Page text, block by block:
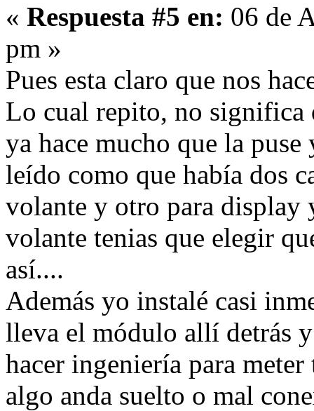
« Respuesta #5 en: 06 de
pm »
Pues esta claro que nos
Lo cual repito, no significa
ya hace mucho que la
leído como que había dos
volante y otro para display
volante tenias que elegir
así....
Además yo instalé casi
lleva el módulo allí detrás
hacer ingeniería para
algo anda suelto o mal